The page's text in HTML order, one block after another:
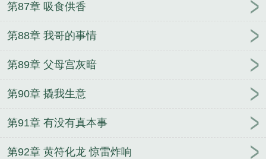
第87章 吸食供香
第88章 我哥的事情
第89章 父母宫灰暗
第90章 撬我生意
第91章 有没有真本事
第92章 黄符化龙 惊雷炸响